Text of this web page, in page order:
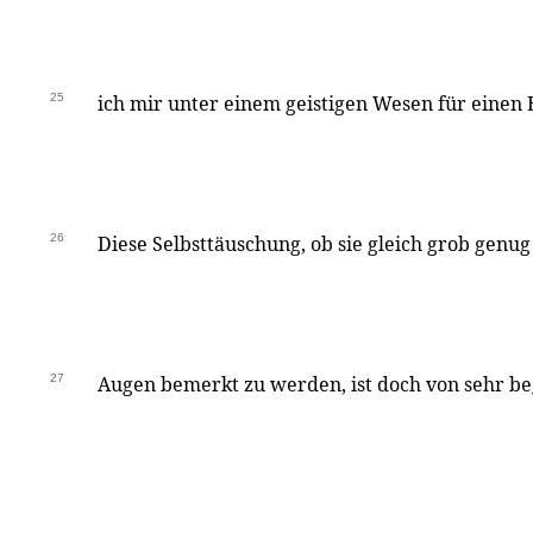
25 ich mir unter einem geistigen Wesen für einen
26 Diese Selbsttäuschung, ob sie gleich grob
27 Augen bemerkt zu werden, ist doch von sehr